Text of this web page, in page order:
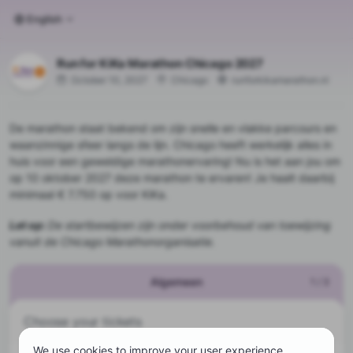
English
We use cookies to improve your user experience,
Run for KiKa Marathon Chicago 2027
October 10, 2027 Chicago runforkikamarathon.nl
De marathon staat bekend om zijn snelle en vlakke parcours en
waanzinnige sfeer langs de lijn. Chicago heeft werkelijk alles in
huis voor een geweldige marathonervaring! Nu is het aan jou om
op 10 oktober 2027 deze marathon te ervaren! Je haalt daarbij
minimaal € 7.750 op voor KiKa.
Let op:
De startbewijzen zijn onder voorbehoud van toewijzing
vanuit de Chicago Marathonorganisatie.
Algemeen
Choose your tickets